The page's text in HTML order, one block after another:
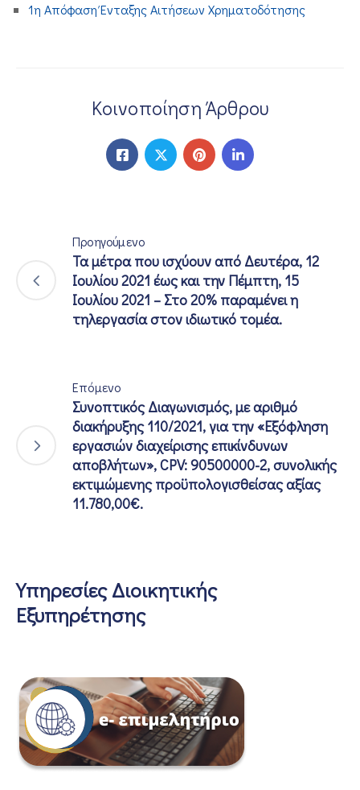
1η Απόφαση Ένταξης Αιτήσεων Χρηματοδότησης
Κοινοποίηση Άρθρου
Προηγούμενο
Τα μέτρα που ισχύουν από Δευτέρα, 12
Ιουλίου 2021 έως και την Πέμπτη, 15
Ιουλίου 2021 – Στο 20% παραμένει η
τηλεργασία στον ιδιωτικό τομέα.
Επόμενο
Συνοπτικός Διαγωνισμός, με αριθμό
διακήρυξης 110/2021, για την «Εξόφληση
εργασιών διαχείρισης επικίνδυνων
αποβλήτων», CPV: 90500000-2, συνολικής
εκτιμώμενης προϋπολογισθείσας αξίας
11.780,00€.
Υπηρεσίες Διοικητικής
Εξυπηρέτησης